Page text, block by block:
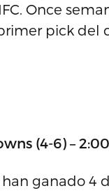
Once
pick del
(4-6) –
ganado 4